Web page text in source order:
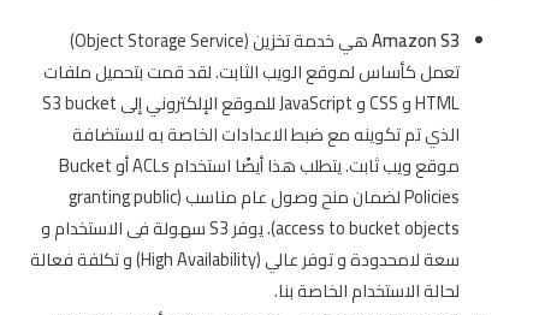
Amazon S3
هي خدمة تخزين (Object Storage Service)
تعمل كأساس لموقع الويب الثابت. لقد قمت بتحميل ملفات
HTML و CSS و JavaScript للموقع الإلكتروني إلى S3 bucket
الذي تم تكوينه مع ضبط الاعدادات الخاصة به لاستضافة
موقع ويب ثابت. يتطلب هذا أيضًا استخدام ACLs أو Bucket
Policies لضمان منح وصول عام مناسب (granting public
access to bucket objects). يوفر S3 سهولة فى الاستخدام و
سعة لامحدودة و توفر عالي (High Availability) و تكلفة فعالة
لحالة الاستخدام الخاصة بنا.